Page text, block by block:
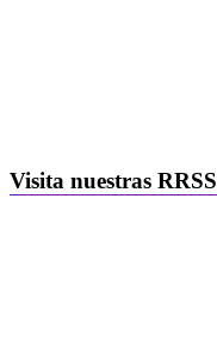
Visita nuestras RRSS